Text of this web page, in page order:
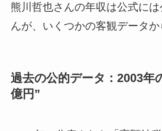
熊川哲也さんの年収は公式に
んが、いくつかの客観データか
過去の公的データ：2003年
億円”